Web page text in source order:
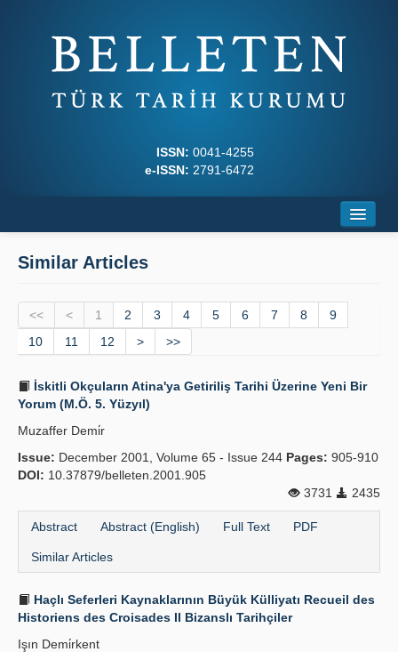
ISSN: 0041-4255
e-ISSN: 2791-6472
Journal Boards
Writing Rules
Principles
Guidelines
Similar Articles
<< < 1 2 3 4 5 6 7 8
9
10
11 12 > >>
İskitli Okçuların Atina'ya Getiriliş Tarihi Üzerine Yeni Bir
Yorum (M.Ö. 5. Yüzyıl)
Muzaffer Demi̇r
Issue: December 2001, Volume 65 - Issue 244 Pages: 905-910
DOI: 10.37879/belleten.2001.905
3731
2435
Abstract Abstract (English) Full Text PDF
Similar Articles
Haçlı Seferleri Kaynaklarının Büyük Külliyatı Recueil des
Historiens des Croisades II Bizanslı Tarihçiler
Işın Demi̇rkent